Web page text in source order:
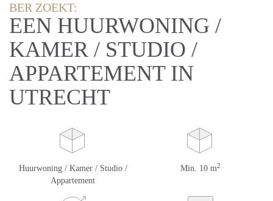
BER ZOEKT:
EEN HUURWONING /
KAMER / STUDIO /
APPARTEMENT IN
UTRECHT
Huurwoning / Kamer / Studio /
Appartement
Min. 10 m2